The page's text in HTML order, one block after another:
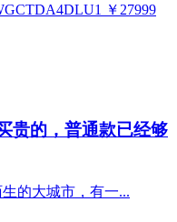
￥27999
贵的，普通款已经够
的大城市，有一...